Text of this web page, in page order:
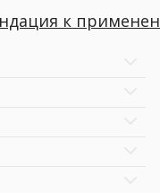
к